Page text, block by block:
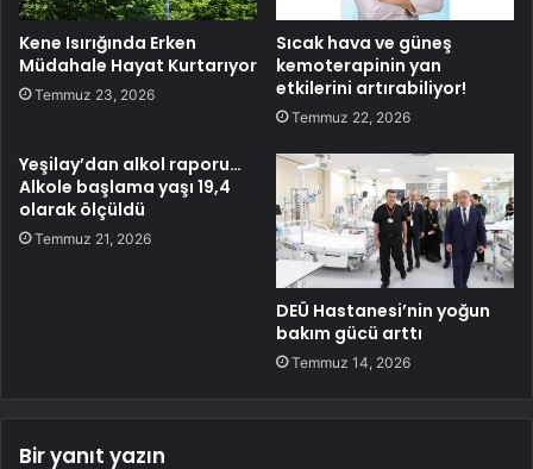
Kene Isırığında Erken
Müdahale Hayat Kurtarıyor
Temmuz 23, 2026
Sıcak hava ve güneş
kemoterapinin yan
etkilerini artırabiliyor!
Temmuz 22, 2026
Yeşilay’dan alkol raporu…
Alkole başlama yaşı 19,4
olarak ölçüldü
Temmuz 21, 2026
DEÜ Hastanesi’nin yoğun
bakım gücü arttı
Temmuz 14, 2026
Bir yanıt yazın